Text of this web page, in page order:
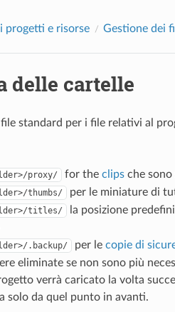
progetti e risorse Gestione dei
delle cartelle
standard per i file relativi al
proxy/ for the clipsche sono
thumbs/ per le miniature di
titles/ la posizione
.backup/ per le copie di
eliminate se non sono più
verrà caricato la volta
solo da quel punto in avanti.